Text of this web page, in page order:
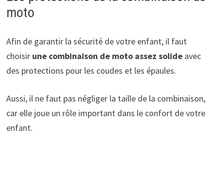
moto
Afin de garantir la sécurité de votre enfant, il faut
choisirune combinaison de moto assez solideavec
des protections pour les coudes et les épaules.
Aussi, il ne faut pas négliger la taille de la combinaison,
car elle joue un rôle important dans le confort de votre
enfant.